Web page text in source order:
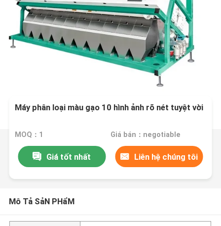
Máy phân loại màu gạo 10 hình ảnh rõ nét tuyệt vời
MOQ：1 Giá bán：negotiable
Giá tốt nhất Liên hệ chúng tôi
Mô Tả SảN PHẩM